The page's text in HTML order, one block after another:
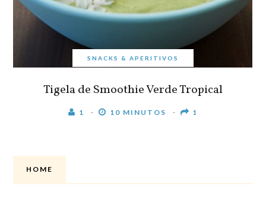
SNACKS & APERITIVOS
Tigela de Smoothie Verde Tropical
1 10 MINUTOS 1
HOME